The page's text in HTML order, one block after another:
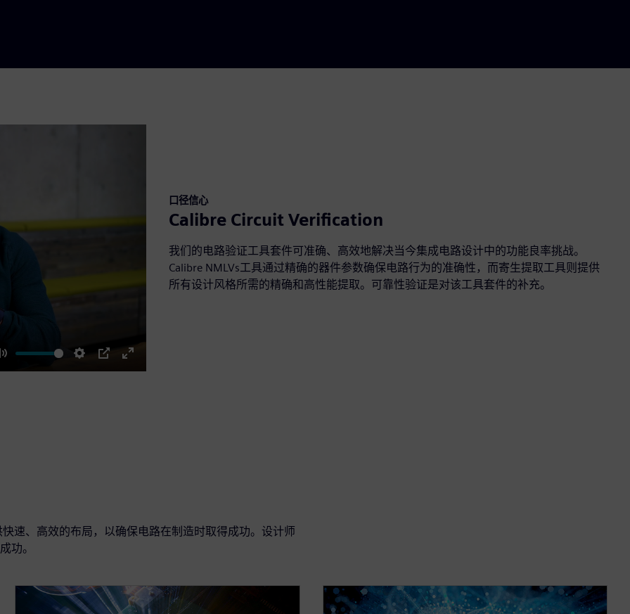
口径信心
Calibre Circuit Verification
我们的电路验证工具套件可准确、高效地解决当今集成电路设计中的功能良率挑战。
Calibre NMLVs工具通过精确的器件参数确保电路行为的准确性，而寄生提取工具则提供
所有设计风格所需的精确和高性能提取。可靠性验证是对该工具套件的补充。
Mute Settings
PIP
Enter
速、高效的布局，以确保电路在制造时取得成功。设计师
功。